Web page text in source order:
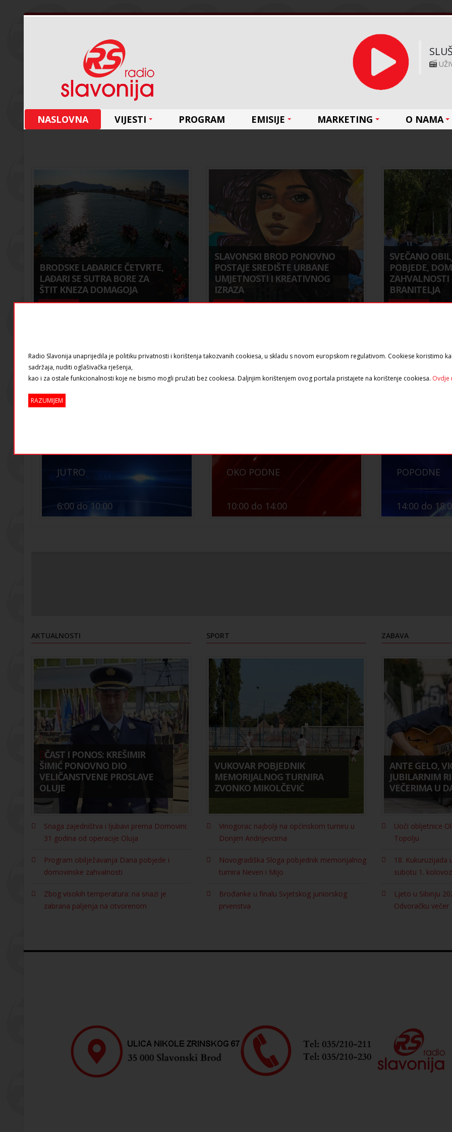
Radio Slavonija unaprijedila je politiku privatnosti i korištenja takozvanih cookiesa, u skladu s novom europskom regulativom. Cookiese koristimo
sadržaja, nuditi oglašivačka rješenja,
kao i za ostale funkcionalnosti koje ne bismo mogli pružati bez cookiesa. Daljnjim korištenjem ovog portala pristajete na korištenje cookiesa. Ovdje
RAZUMIJEM
NASLOVNA VIJESTI PROGRAM EMISIJE MARKETING O NAMA
BRODSKE LAĐARICE ČETVRTE,
LAĐARI SE SUTRA BORE ZA
ŠTIT KNEZA DOMAGOJA
Aktualnosti
SLAVONSKI BROD PONOVNO
POSTAJE SREDIŠTE URBANE
UMJETNOSTI I KREATIVNOG
IZRAZA
Zabava
SVEČANO
POBJEDE,
ZAHVALNOSTI
BRANITELJA
Aktualnosti
JUTRO
6:00 do 10:00
OKO PODNE
10:00 do 14:00
POPODNE
14:00 do
AKTUALNOSTI
ČAST I PONOS: KREŠIMIR
ŠIMIĆ PONOVNO DIO
VELIČANSTVENE PROSLAVE
OLUJE
Snaga zajedništva i ljubavi prema Domovini:
31 godina od operacije Oluja
Program obilježavanja Dana pobjede i
domovinske zahvalnosti
Zbog visokih temperatura: na snazi je
zabrana paljenja na otvorenom
SPORT
VUKOVAR POBJEDNIK
MEMORIJALNOG TURNIRA
ZVONKO MIKOLČEVIĆ
Vinogorac najbolji na općinskom turniru u
Donjim Andrijevcima
Novogradiška Sloga pobjednik memorijalnog
turnira Neven i Mijo
Brođanke u finalu Svjetskog juniorskog
prvenstva
ZABAVA
ANTE GELO,
JUBILARNIM
VEČERIMA U
Uoči obljetnice
Topolju
18. Kukuruzijada
subotu 1.
Ljeto u Sibinju
Odvoračku večer